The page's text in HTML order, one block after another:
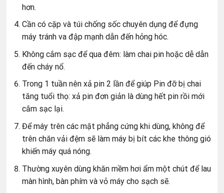
hơn.
Cần có cặp và túi chống sốc chuyên dụng để đựng
máy tránh va đập mạnh dẫn đến hỏng hóc.
Không cắm sạc để qua đêm: làm chai pin hoặc dễ dẫn
đến cháy nổ.
Trong 1 tuần nên xả pin 2 lần để giúp Pin đỡ bị chai
tăng tuổi thọ: xả pin đơn giản là dùng hết pin rồi mới
cắm sạc lại.
Để máy trên các mặt phẳng cứng khi dùng, không để
trên chăn vải đệm sẽ làm máy bị bít các khe thông gió
khiến máy quá nóng.
Thường xuyên dùng khăn mềm hơi ẩm một chút để lau
màn hình, bàn phím và vỏ máy cho sạch sẽ.